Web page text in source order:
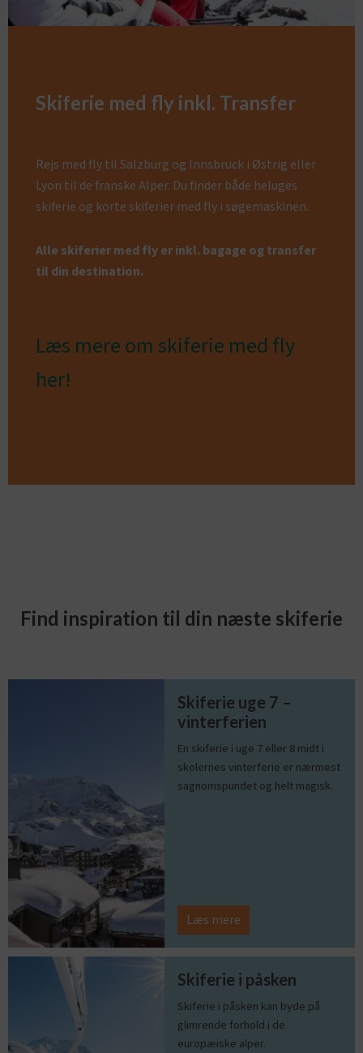
Skiferie med fly inkl. Transfer
Rejs med fly til Salzburg og Innsbruck i Østrig eller
Lyon til de franske Alper. Du finder både heluges
skiferie og korte skiferier med fly i søgemaskinen.
Alle skiferier med fly er inkl. bagage og transfer
til din destination.
Læs mere om skiferie med fly
her!
Find inspiration til din næste skiferie
Skiferie uge 7 –
vinterferien
En skiferie i uge 7 eller 8 midt i
skolernes vinterferie er nærmest
sagnomspundet og helt magisk.
Læs mere
Skiferie i påsken
Skiferie i påsken kan byde på
glimrende forhold i de
europæiske alper.